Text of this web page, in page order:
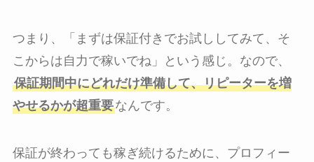
つまり、「まずは保証付きでお試ししてみて、そ
こからは自力で稼いでね」という感じ。なので、
保証期間中にどれだけ準備して、リピーターを増
やせるかが超重要なんです。
保証が終わっても稼ぎ続けるために、プロフィー